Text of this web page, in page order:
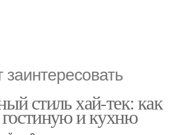
стиль хай-тек: как
и кухню